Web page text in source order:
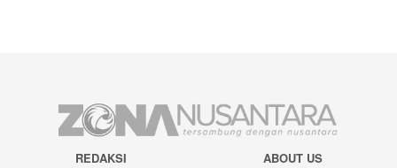
REDAKSI ABOUT US